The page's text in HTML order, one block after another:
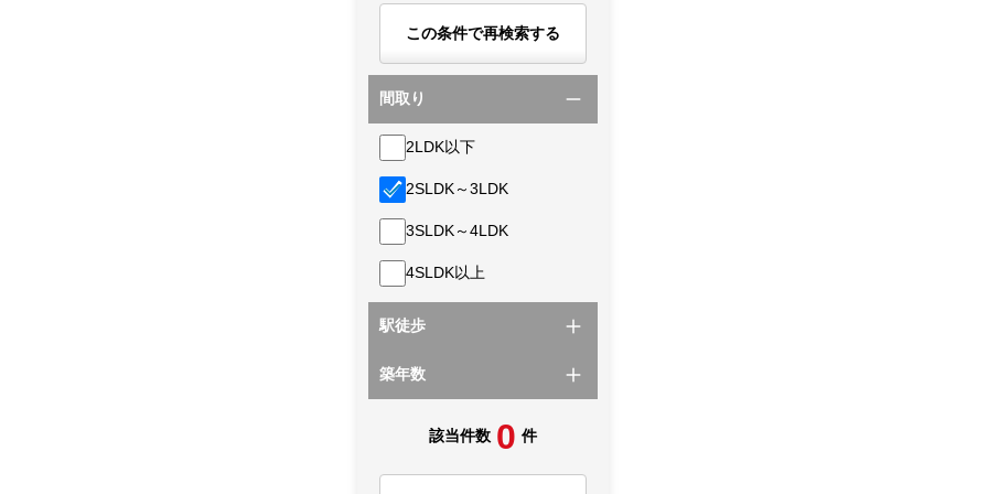
この条件で再検索する
間取り
2LDK以下
2SLDK～3LDK
3SLDK～4LDK
4SLDK以上
駅徒歩
築年数
該当件数 0 件